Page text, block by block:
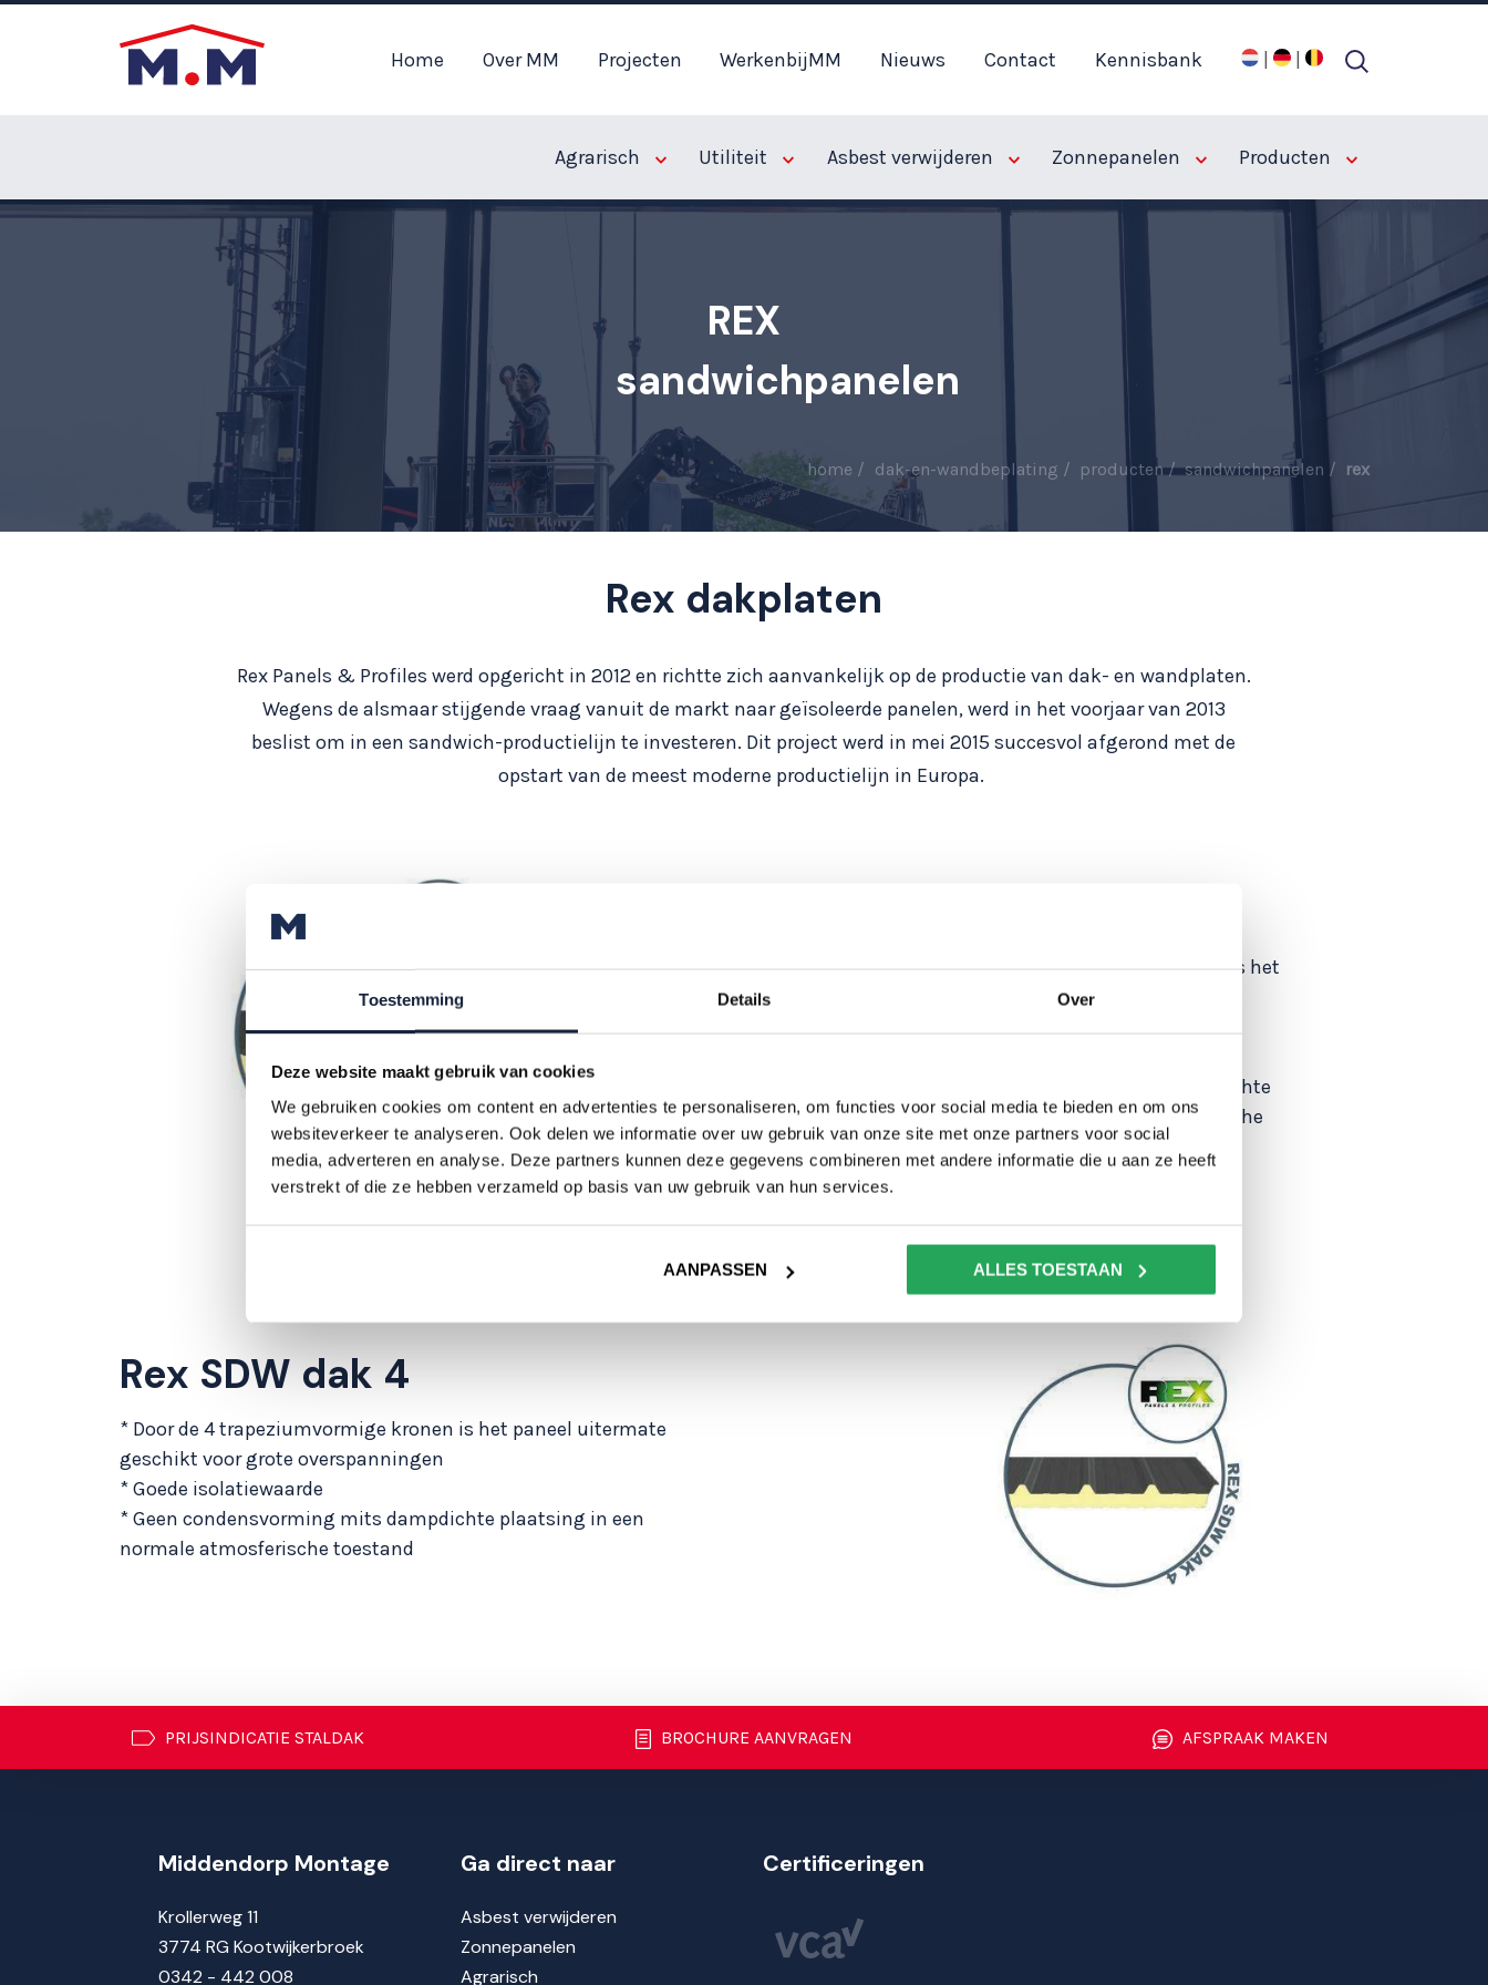
Toestemming Details Over
Deze website maakt gebruik van cookies
We gebruiken cookies om content en advertenties te personaliseren, om functies voor social media te bieden en om ons
websiteverkeer te analyseren. Ook delen we informatie over uw gebruik van onze site met onze partners voor social
media, adverteren en analyse. Deze partners kunnen deze gegevens combineren met andere informatie die u aan ze heeft
verstrekt of die ze hebben verzameld op basis van uw gebruik van hun services.
AANPASSEN ALLES TOESTAAN
Home Over MM Projecten WerkenbijMM Nieuws Contact Kennisbank | |
Agrarisch Utiliteit Asbest verwijderen Zonnepanelen Producten
REX
sandwichpanelen
home dak-en-wandbeplating producten sandwichpanelen rex
Rex dakplaten
Rex Panels & Profiles werd opgericht in 2012 en richtte zich aanvankelijk op de productie van dak- en wandplaten.
Wegens de alsmaar stijgende vraag vanuit de markt naar geïsoleerde panelen, werd in het voorjaar van 2013
beslist om in een sandwich-productielijn te investeren. Dit project werd in mei 2015 succesvol afgerond met de
opstart van de meest moderne productielijn in Europa.
Door de 3 trapeziumvormige kronen is het
paneel uitermate geschikt voor grote
Geen condensvorming, mits dampdichte
plaatsing in een normale atmosferische
toestand
Rex SDW dak 4
* Door de 4 trapeziumvormige kronen is het paneel uitermate
geschikt voor grote overspanningen
* Goede isolatiewaarde
* Geen condensvorming mits dampdichte plaatsing in een
normale atmosferische toestand
PRIJSINDICATIE STALDAK BROCHURE AANVRAGEN AFSPRAAK MAKEN
Middendorp Montage
Krollerweg 11
3774 RG Kootwijkerbroek
0342 - 442 008
Ga direct naar
Asbest verwijderen
Zonnepanelen
Agrarisch
Certificeringen